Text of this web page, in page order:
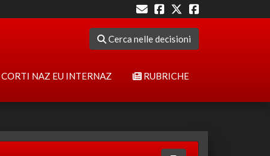
Cerca nelle decisioni
NAZ EU INTERNAZ RUBRICHE